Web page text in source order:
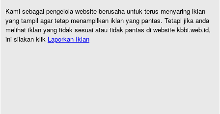
Kami sebagai pengelola website berusaha untuk terus menyaring iklan
yang tampil agar tetap menampilkan iklan yang pantas. Tetapi jika anda
melihat iklan yang tidak sesuai atau tidak pantas di website kbbi.web.id,
ini silakan klik Laporkan Iklan